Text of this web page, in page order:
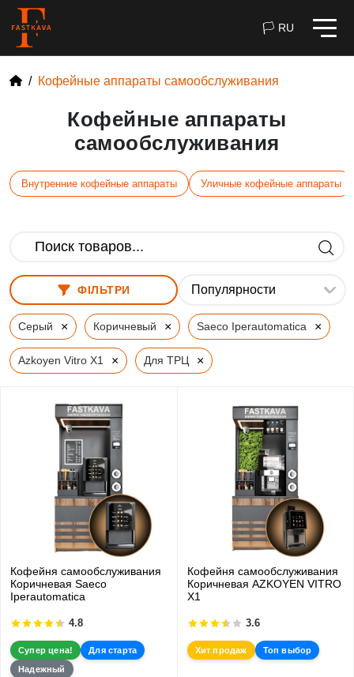
🏳 RU
Кофейные аппараты самообслуживания
Кофейные аппараты
самообслуживания
Внутренние кофейные аппараты Уличные кофейные аппараты
ФІЛЬТРИ
Серый × Коричневый × Saeco Iperautomatica ×
Azkoyen Vitro X1 × Для ТРЦ ×
Кофейня самообслуживания
Коричневая Saeco
Iperautomatica
4.8
Супер цена!
Для старта
Надежный
Кофейня самообслуживания
Коричневая AZKOYEN VITRO
X1
3.6
Хит продаж Топ выбор